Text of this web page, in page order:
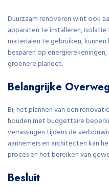
Duurzaam renoveren wint ook
apparaten te installeren,
materialen te gebruiken,
besparen op
groenere planeet.
Belangrijke
Bij het plannen van een
houden met budgettaire
verrassingen tijdens de
aannemers en architecten kan
proces en het bereiken van
Besluit